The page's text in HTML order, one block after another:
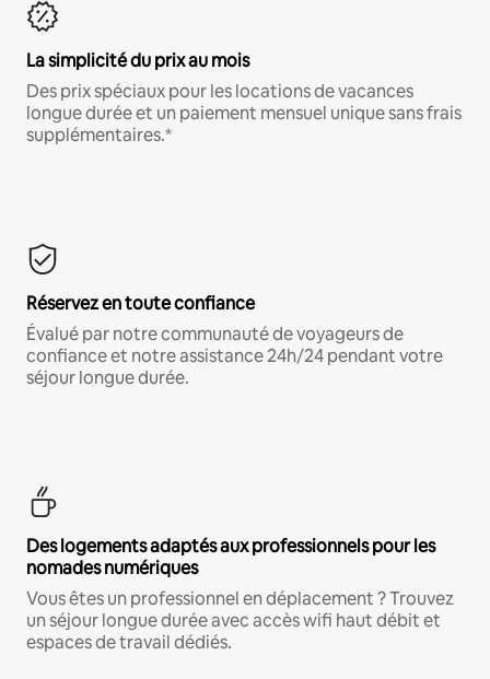
La simplicité du prix au mois
Des prix spéciaux pour les locations de vacances
longue durée et un paiement mensuel unique sans frais
supplémentaires.*
Réservez en toute confiance
Évalué par notre communauté de voyageurs de
confiance et notre assistance 24h/24 pendant votre
séjour longue durée.
Des logements adaptés aux professionnels pour les
nomades numériques
Vous êtes un professionnel en déplacement ? Trouvez
un séjour longue durée avec accès wifi haut débit et
espaces de travail dédiés.